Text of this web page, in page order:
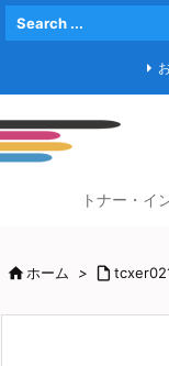
トナー・イ
ホーム > 